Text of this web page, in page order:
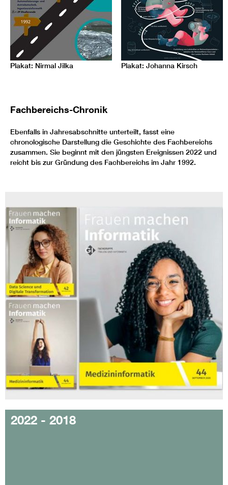
Plakat: Nirmal Jilka Plakat: Johanna Kirsch
Fachbereichs-Chronik
Ebenfalls in Jahresabschnitte unterteilt, fasst eine
chronologische Darstellung die Geschichte des Fachbereichs
zusammen. Sie beginnt mit den jüngsten Ereignissen 2022 und
reicht bis zur Gründung des Fachbereichs im Jahr 1992.
2022 - 2018